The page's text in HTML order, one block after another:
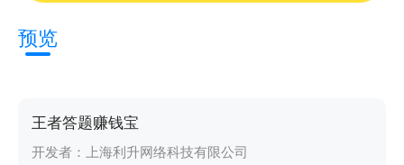
预览
王者答题赚钱宝
开发者： 上海利升网络科技有限公司